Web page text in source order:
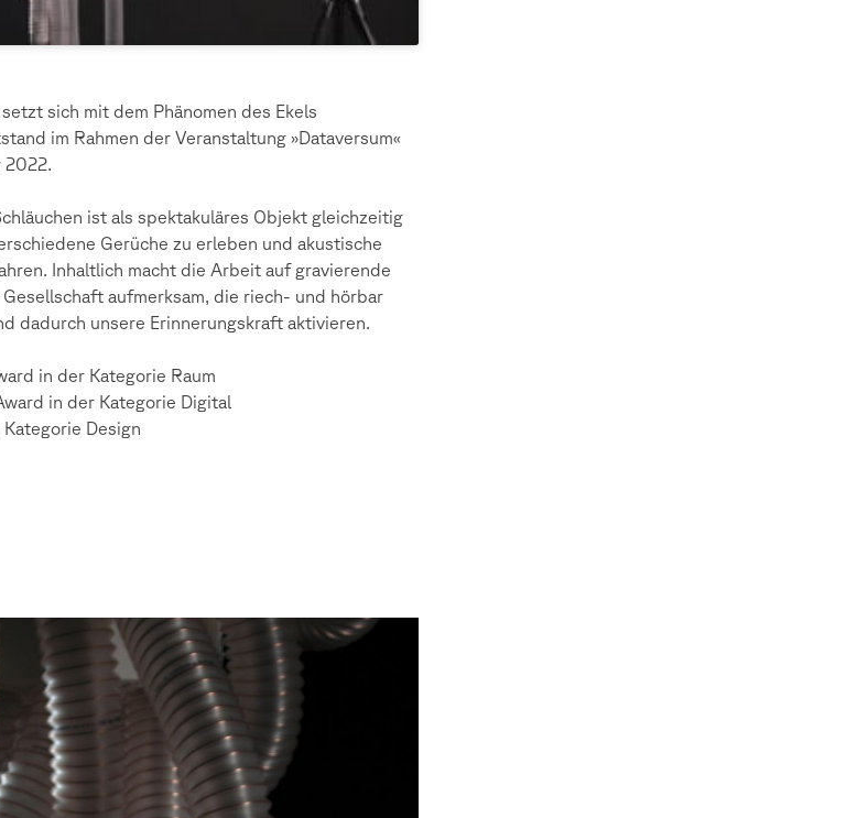
sich mit dem Phänomen des Ekels
im Rahmen der Veranstaltung »Dataversum«
2022.
ist als spektakuläres Objekt gleichzeitig
Gerüche zu erleben und akustische
Inhaltlich macht die Arbeit auf gravierende
aufmerksam, die riech- und hörbar
dadurch unsere Erinnerungskraft aktivieren.
in der Kategorie Raum
in der Kategorie Digital
Design